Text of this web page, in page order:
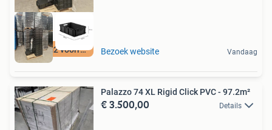
12500 m2 voorraad Bezoek website Vandaag
Palazzo 74 XL Rigid Click PVC - 97.2m²
€ 3.500,00 Details